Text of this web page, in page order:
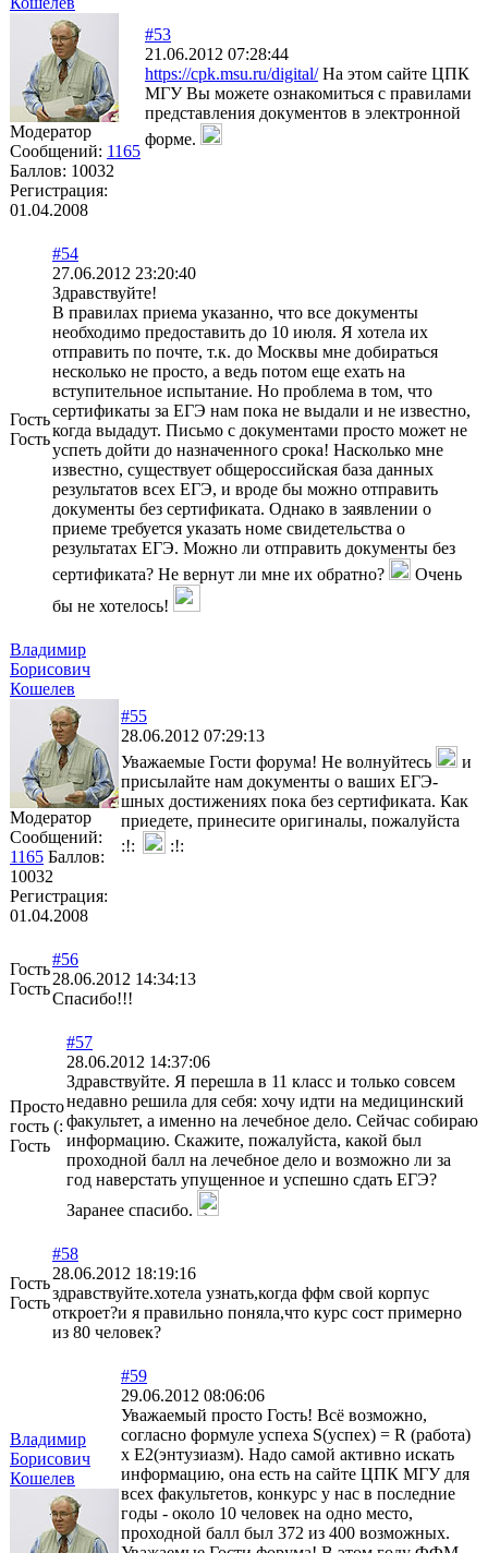
Модератор
Сообщений: 1165
Баллов: 10032
Регистрация:
01.04.2008
#53
21.06.2012 07:28:44
https://cpk.msu.ru/digital/На этом сайте ЦПК
МГУ Вы можете ознакомиться с правилами
представления документов в электронной
форме.
Гость
Гость
#54
27.06.2012 23:20:40
Здравствуйте!
В правилах приема указанно, что все документы
необходимо предоставить до 10 июля. Я хотела их
отправить по почте, т.к. до Москвы мне добираться
несколько не просто, а ведь потом еще ехать на
вступительное испытание. Но проблема в том, что
сертификаты за ЕГЭ нам пока не выдали и не известно,
когда выдадут. Письмо с документами просто может не
успеть дойти до назначенного срока! Насколько мне
известно, существует общероссийская база данных
результатов всех ЕГЭ, и вроде бы можно отправить
документы без сертификата. Однако в заявлении о
приеме требуется указать номе свидетельства о
результатах ЕГЭ. Можно ли отправить документы без
сертификата? Не вернут ли мне их обратно?
Очень
бы не хотелось!
Владимир
Борисович
Кошелев
Модератор
Сообщений:
1165 Баллов:
10032
Регистрация:
01.04.2008
#55
28.06.2012 07:29:13
Уважаемые Гости форума! Не волнуйтесь
и
присылайте нам документы о ваших ЕГЭ-
шных достижениях пока без сертификата. Как
приедете, принесите оригиналы, пожалуйста
Гость
Гость
#56
28.06.2012 14:34:13
Спасибо!!!
Просто
гость (:
Гость
#57
28.06.2012 14:37:06
Здравствуйте. Я перешла в 11 класс и только совсем
недавно решила для себя: хочу идти на медицинский
факультет, а именно на лечебное дело. Сейчас собираю
информацию. Скажите, пожалуйста, какой был
проходной балл на лечебное дело и возможно ли за
год наверстать упущенное и успешно сдать ЕГЭ?
Заранее спасибо.
Гость
Гость
#58
28.06.2012 18:19:16
здравствуйте.хотела узнать,когда ффм свой корпус
откроет?и я правильно поняла,что курс сост примерно
из 80 человек?
Владимир
Борисович
Кошелев
#59
29.06.2012 08:06:06
Уважаемый просто Гость! Всё возможно,
согласно формуле успеха S(успех) = R (работа)
x E2(энтузиазм). Надо самой активно искать
информацию, она есть на сайте ЦПК МГУ для
всех факультетов, конкурс у нас в последние
годы - около 10 человек на одно место,
проходной балл был 372 из 400 возможных.